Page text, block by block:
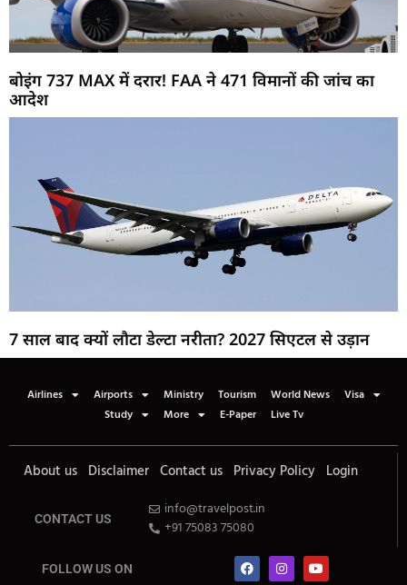
बोइंग 737 MAX में दरार! FAA ने 471 विमानों की जांच का
आदेश
7 साल बाद क्यों लौटा डेल्टा नरीता? 2027 सिएटल से उड़ान
Airlines Airports Ministry Tourism World News
Visa
Study
More E-Paper Live Tv
About us Disclaimer Contact us Privacy Policy Login
CONTACT US
info@travelpost.in
+91 75083 75080
FOLLOW US ON